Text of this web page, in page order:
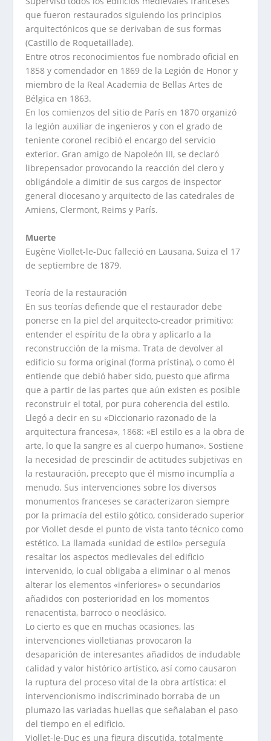
que fueron restaurados siguiendo los principios
arquitectónicos que se derivaban de sus formas
(Castillo de Roquetaillade).
Entre otros reconocimientos fue nombrado oficial en
1858 y comendador en 1869 de la Legión de Honor y
miembro de la Real Academia de Bellas Artes de
Bélgica en 1863.
En los comienzos del sitio de París en 1870 organizó
la legión auxiliar de ingenieros y con el grado de
teniente coronel recibió el encargo del servicio
exterior. Gran amigo de Napoleón III, se declaró
librepensador provocando la reacción del clero y
obligándole a dimitir de sus cargos de inspector
general diocesano y arquitecto de las catedrales de
Amiens, Clermont, Reims y París.
Muerte
Eugène Viollet-le-Duc falleció en Lausana, Suiza el 17
de septiembre de 1879.
Teoría de la restauración
En sus teorías defiende que el restaurador debe
ponerse en la piel del arquitecto-creador primitivo;
entender el espíritu de la obra y aplicarlo a la
reconstrucción de la misma. Trata de devolver al
edificio su forma original (forma prístina), o como él
entiende que debió haber sido, puesto que afirma
que a partir de las partes que aún existen es posible
reconstruir el total, por pura coherencia del estilo.
Llegó a decir en su «Diccionario razonado de la
arquitectura francesa», 1868: «El estilo es a la obra de
arte, lo que la sangre es al cuerpo humano». Sostiene
la necesidad de prescindir de actitudes subjetivas en
la restauración, precepto que él mismo incumplía a
menudo. Sus intervenciones sobre los diversos
monumentos franceses se caracterizaron siempre
por la primacía del estilo gótico, considerado superior
por Viollet desde el punto de vista tanto técnico como
estético. La llamada «unidad de estilo» perseguía
resaltar los aspectos medievales del edificio
intervenido, lo cual obligaba a eliminar o al menos
alterar los elementos «inferiores» o secundarios
añadidos con posterioridad en los momentos
renacentista, barroco o neoclásico.
Lo cierto es que en muchas ocasiones, las
intervenciones violletianas provocaron la
desaparición de interesantes añadidos de indudable
calidad y valor histórico artístico, así como causaron
la ruptura del proceso vital de la obra artística: el
intervencionismo indiscriminado borraba de un
plumazo las variadas huellas que señalaban el paso
del tiempo en el edificio.
Viollet-le-Duc es una figura discutida, totalmente